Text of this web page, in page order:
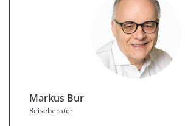
Markus Bur
Reiseberater